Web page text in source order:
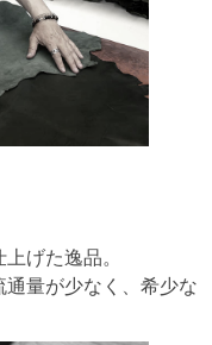
げた逸品。
量が少なく、希少な